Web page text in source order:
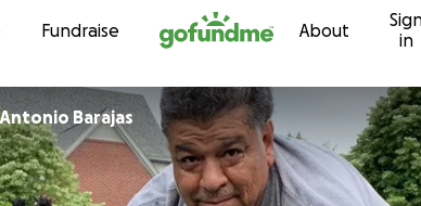
Skip to content
Fundraise About
in
Antonio Barajas